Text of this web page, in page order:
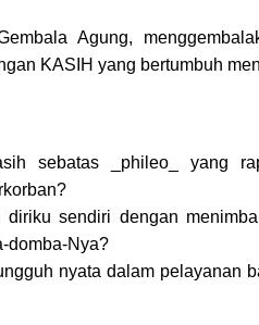
Agung,
KASIH yang bertumbuh
sebatas _phileo_ yang
sendiri dengan
domba-Nya?
nyata dalam pelayanan